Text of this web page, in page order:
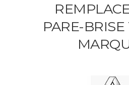
PARE-